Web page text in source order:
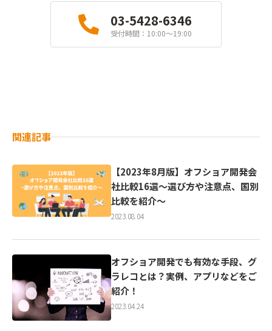
03-5428-6346
受付時間：10:00〜19:00
関連記事
【2023年8月版】オフショア開発会
社比較16選～選び方や注意点、国別
比較を紹介～
2023.08.04
オフショア開発でも有効な手段、グ
ラレコとは？実例、アプリなどをご
紹介！
2023.04.24